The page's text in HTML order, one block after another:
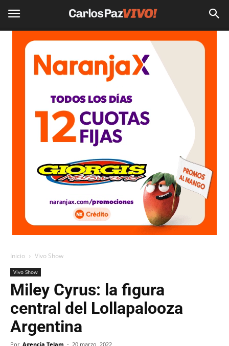
Inicio Vivo Show
Vivo Show
Miley Cyrus: la figura
central del Lollapalooza
Argentina
Por Agencia Telam - 20 marzo, 2022